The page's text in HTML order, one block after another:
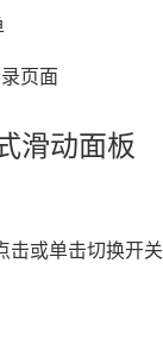
页面
滑动面板
击或单击切换开关